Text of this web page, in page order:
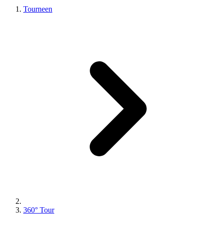
Tourneen
360° Tour